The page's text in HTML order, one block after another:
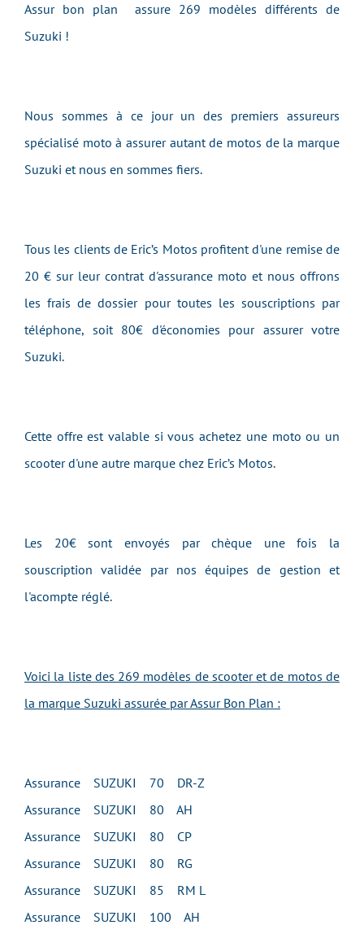
Assur bon plan assure 269 modèles différents de
Suzuki !
Nous sommes à ce jour un des premiers assureurs
spécialisé moto à assurer autant de motos de la marque
Suzuki et nous en sommes fiers.
Tous les clients de Eric’s Motos profitent d'une remise de
20 € sur leur contrat d'assurance moto et nous offrons
les frais de dossier pour toutes les souscriptions par
téléphone, soit 80€ d'économies pour assurer votre
Suzuki.
Cette offre est valable si vous achetez une moto ou un
scooter d'une autre marque chez Eric’s Motos.
Les 20€ sont envoyés par chèque une fois la
souscription validée par nos équipes de gestion et
l'acompte réglé.
Voici la liste des 269 modèles de scooter et de motos de
la marque Suzuki assurée par Assur Bon Plan :
Assurance SUZUKI 70 DR-Z
Assurance SUZUKI 80 AH
Assurance SUZUKI 80 CP
Assurance SUZUKI 80 RG
Assurance SUZUKI 85 RM L
Assurance SUZUKI 100 AH